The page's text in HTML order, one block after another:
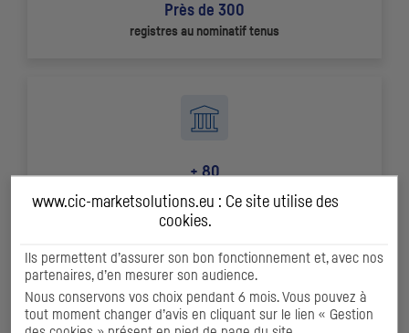
Près de 300
registres au nominatif tenus
+ 80
opérations DCM en 2024
www.cic-marketsolutions.eu : Ce site utilise des
cookies
Ils permettent d’assurer son bon fonctionnement et, avec nos
partenaires, d’en mesurer son audience.
Nous conservons vos choix pendant 6 mois. Vous pouvez à
tout moment changer d’avis en cliquant sur le lien « Gestion